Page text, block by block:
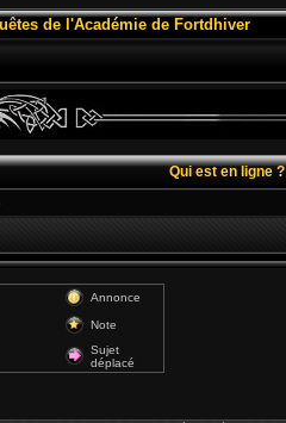
de l'Académie de Fortdhiver
Qui est en ligne ?
Annonce
Note
Sujet
déplacé